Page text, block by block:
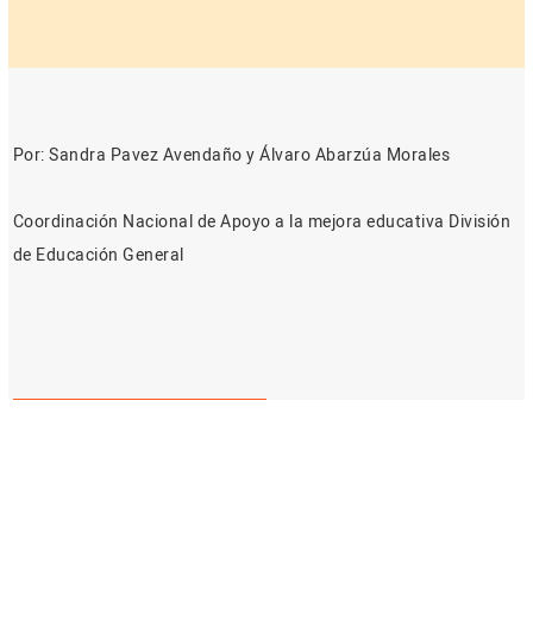
Por: Sandra Pavez Avendaño y Álvaro Abarzúa Morales
Coordinación Nacional de Apoyo a la mejora educativa División
de Educación General